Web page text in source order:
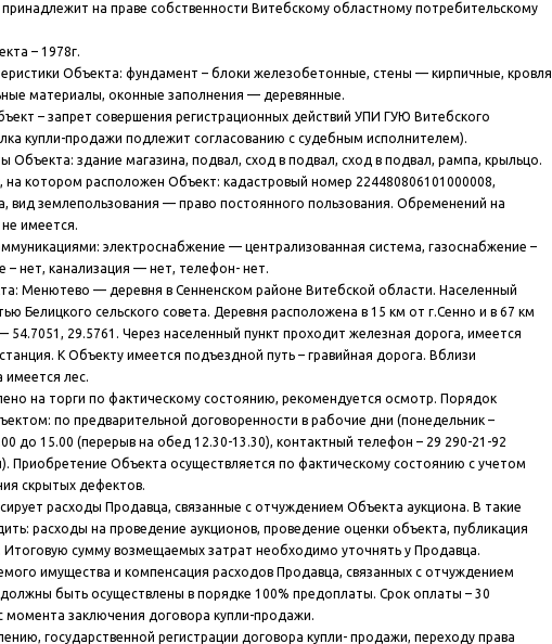
на праве собственности Витебскому областному потребительскому
– 1978г.
Объекта: фундамент – блоки железобетонные, стены — кирпичные, кровля
материалы, оконные заполнения — деревянные.
– запрет совершения регистрационных действий УПИ ГУЮ Витебского
купли-продажи подлежит согласованию с судебным исполнителем).
Объекта: здание магазина, подвал, сход в подвал, сход в подвал, рампа, крыльцо.
на котором расположен Объект: кадастровый номер 224480806101000008,
вид землепользования — право постоянного пользования. Обременений на
имеется.
электроснабжение — централизованная система, газоснабжение –
– нет, канализация — нет, телефон- нет.
Менютево — деревня в Сенненском районе Витебской области. Населенный
Белицкого сельского совета. Деревня расположена в 15 км от г.Сенно и в 67 км
54.7051, 29.5761. Через населенный пункт проходит железная дорога, имеется
К Объекту имеется подъездной путь – гравийная дорога. Вблизи
имеется лес.
на торги по фактическому состоянию, рекомендуется осмотр. Порядок
по предварительной договоренности в рабочие дни (понедельник –
до 15.00 (перерыв на обед 12.30-13.30), контактный телефон – 29 290-21-92
Приобретение Объекта осуществляется по фактическому состоянию с учетом
скрытых дефектов.
расходы Продавца, связанные с отчуждением Объекта аукциона. В такие
расходы на проведение аукционов, проведение оценки объекта, публикация
Итоговую сумму возмещаемых затрат необходимо уточнять у Продавца.
имущества и компенсация расходов Продавца, связанных с отчуждением
быть осуществлены в порядке 100% предоплаты. Срок оплаты – 30
момента заключения договора купли-продажи.
государственной регистрации договора купли- продажи, переходу права